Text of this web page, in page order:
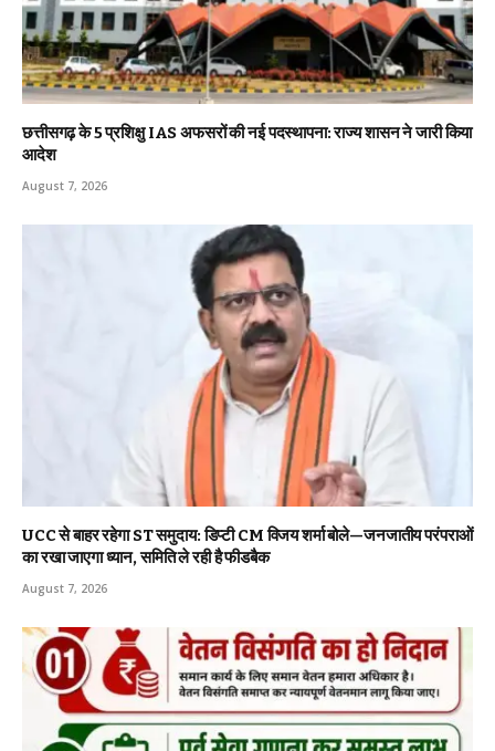
छत्तीसगढ़ के 5 प्रशिक्षु IAS अफसरों की नई पदस्थापना: राज्य शासन ने जारी किया
आदेश
August 7, 2026
UCC से बाहर रहेगा ST समुदाय: डिप्टी CM विजय शर्मा बोले—जनजातीय परंपराओं
का रखा जाएगा ध्यान, समिति ले रही है फीडबैक
August 7, 2026